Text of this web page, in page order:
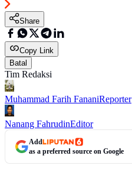
Share
Copy Link
Batal
Tim Redaksi
Muhammad Farih FananiReporter
Nanang FahrudinEditor
Add
as a preferred source on Google